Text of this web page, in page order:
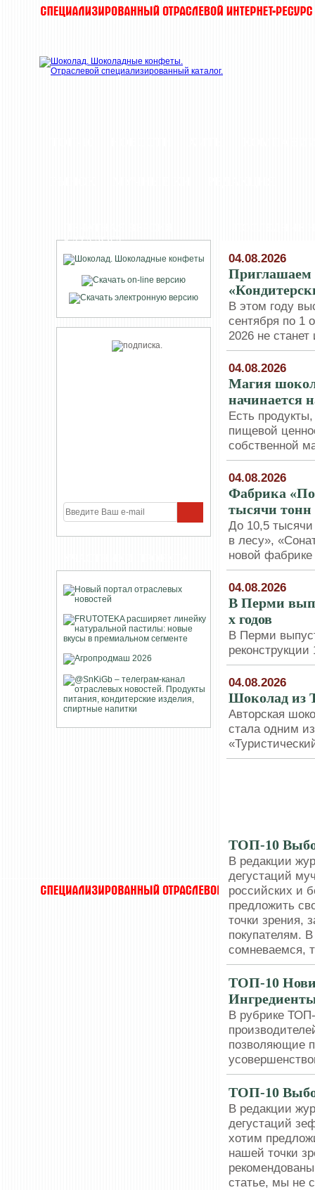
КАТАЛОГА
04.08.2026
Приглашаем
В этом году
сентября по 1
2026 не
04.08.2026
Магия
начинается
Есть
пищевой
собственной
04.08.2026
Фабрика
тысячи тонн
До 10,5
в лесу»,
новой фабрике
04.08.2026
В Перми
х годов
В Перми
реконструкции
04.08.2026
Шоколад из
Авторская
стала одним
ТОП-10
В редакции
дегустаций
российских и
предложить
точки зрения,
покупателям.
сомневаемся,
ТОП-10
В рубрике
позволяющие
ТОП-10
В редакции
дегустаций
хотим
нашей точки
статье, мы не